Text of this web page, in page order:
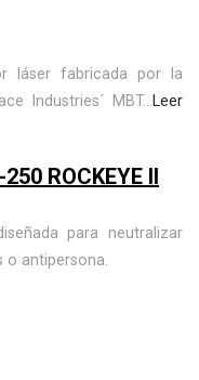
láser fabricada por la
Industries´ MBT...Leer
ROCKEYE ll
para neutralizar
o antipersona.